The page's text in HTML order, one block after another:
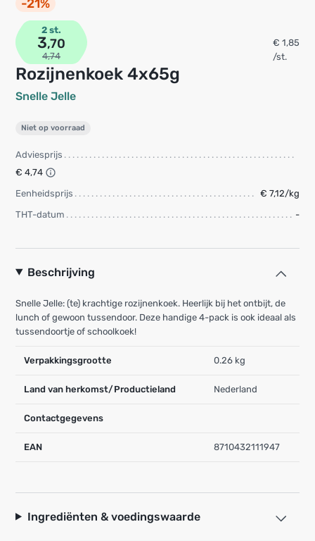
-21%
Rozijnenkoek 4x65g
Snelle Jelle
2 st.
3,70
4,74
€ 1,85
/st.
Niet op voorraad
Adviesprijs
€ 4,74
Eenheidsprijs
€ 7,12/kg
THT-datum
-
Beschrijving
Snelle Jelle: (te) krachtige rozijnenkoek. Heerlijk bij het ontbijt, de
lunch of gewoon tussendoor. Deze handige 4-pack is ook ideaal als
tussendoortje of schoolkoek!
Verpakkingsgrootte 0.26 kg
Land van herkomst/Productieland Nederland
Contactgegevens
EAN 8710432111947
Ingrediënten & voedingswaarde